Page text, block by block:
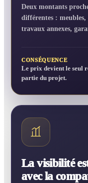
Deux montants
différentes : meubles,
travaux annexes,
CONSÉQUENCE
Le prix devient le seul
partie du projet.
La visibilité
avec la